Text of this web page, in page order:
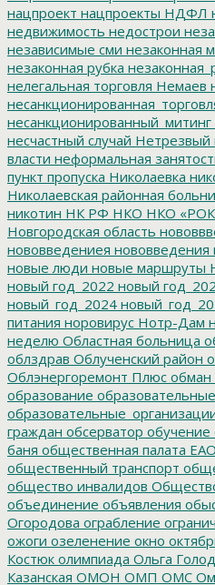
нацпроект нацпроекты НДФЛ
недвижимость недострои
независимые сми незаконная
незаконная рубка
нелегальная торговля Немаев
несанкционированный_митинг
несчастный случай Нетрезвый
власти неформальная
пункт пропуска Николаевка
Николаевская районная
никотин НК РФ НКО НКО
Новгородская область
нововведениея нововведения
новые люди новые маршруты
новый год_2022 новый
новый_год_2024
питания норовирус Нотр-Дам
неделю Областная больница
облздрав Облученский район
Облэнергоремонт Плюс обман
образование
граждан обсерватор обучение
баня общественная палата ЕАО
общественный транспорт
общество инвалидов
объединение объявления
Огородова ограбление
ожоги озеленение окно
Костюк олимпиада Ольга
Казанская ОМОН ОМП ОМС